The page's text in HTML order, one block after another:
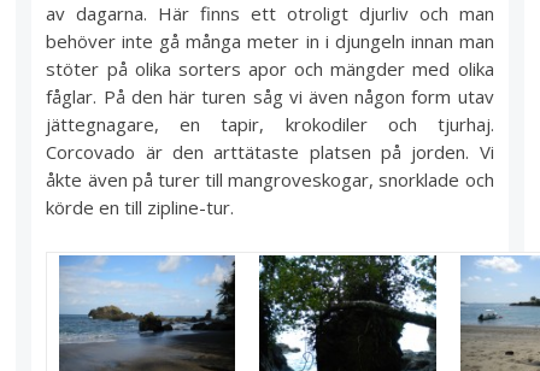
av dagarna. Här finns ett otroligt djurliv och man
behöver inte gå många meter in i djungeln innan man
stöter på olika sorters apor och mängder med olika
fåglar. På den här turen såg vi även någon form utav
jättegnagare, en tapir, krokodiler och tjurhaj.
Corcovado är den arttätaste platsen på jorden. Vi
åkte även på turer till mangroveskogar, snorklade och
körde en till zipline-tur.